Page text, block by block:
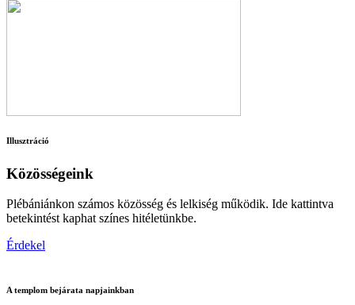
Illusztráció
Közösségeink
Plébániánkon számos közösség és lelkiség működik. Ide kattintva
betekintést kaphat színes hitéletünkbe.
Érdekel
A templom bejárata napjainkban